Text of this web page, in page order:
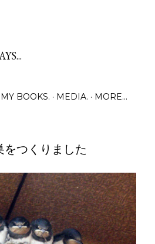
MY BOOKS. MEDIA. MORE…
つくりました